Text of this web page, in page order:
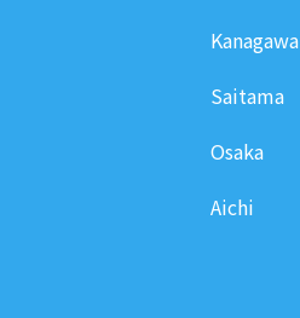
Kanagawa
Saitama
Osaka
Aichi